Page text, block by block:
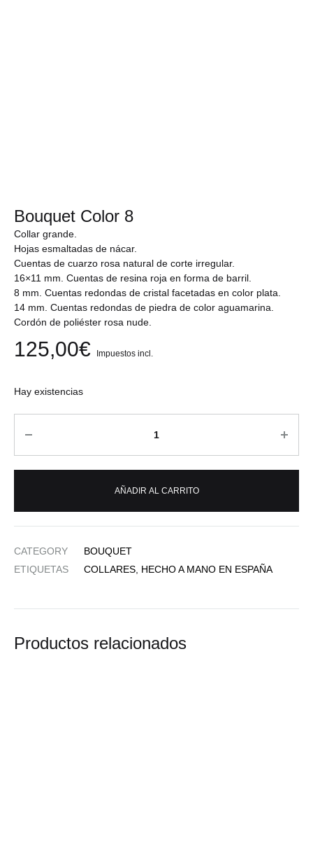
Bouquet Color 8
Collar grande.
Hojas esmaltadas de nácar.
Cuentas de cuarzo rosa natural de corte irregular.
16×11 mm. Cuentas de resina roja en forma de barril.
8 mm. Cuentas redondas de cristal facetadas en color plata.
14 mm. Cuentas redondas de piedra de color aguamarina.
Cordón de poliéster rosa nude.
125,00€ Impuestos incl.
Hay existencias
AÑADIR AL CARRITO
CATEGORY
BOUQUET
ETIQUETAS
COLLARES HECHO A MANO EN ESPAÑA
Productos relacionados